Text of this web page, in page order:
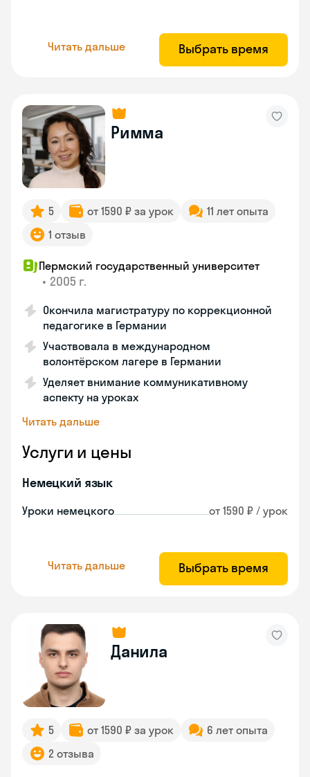
Читать дальше Выбрать время
Римма
5 от 1590 ₽ за урок
11 лет опыта
1 отзыв
Пермский государственный университет
• 2005 г.
Окончила магистратуру по коррекционной
педагогике в Германии
Участвовала в международном
волонтёрском лагере в Германии
Уделяет внимание коммуникативному
аспекту на уроках
Читать дальше
Услуги и цены
Немецкий язык
Уроки немецкого от 1590 ₽ / урок
Читать дальше Выбрать время
Данила
5 от 1590 ₽ за урок
6 лет опыта
2 отзыва